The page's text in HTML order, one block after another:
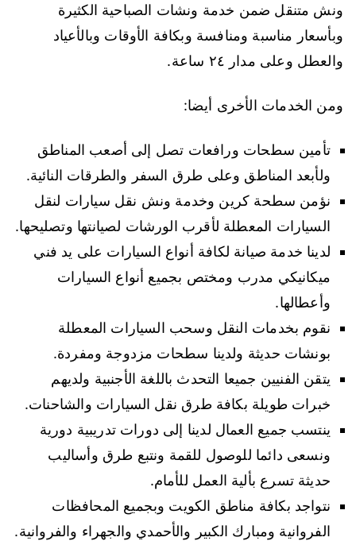
ونش متنقل ضمن خدمة ونشات الصباحية الكثيرة
وبأسعار مناسبة ومنافسة وبكافة الأوقات وبالأعياد
والعطل وعلى مدار ٢٤ ساعة.
ومن الخدمات الأخرى أيضا:
تأمين سطحات ورافعات تصل إلى أصعب المناطق
ولأبعد المناطق وعلى طرق السفر والطرقات النائية.
نؤمن سطحة كرين وخدمة ونش نقل سيارات لنقل
السيارات المعطلة لأقرب الورشات لصيانتها وتصليحها.
لدينا خدمة صيانة لكافة أنواع السيارات على يد فني
ميكانيكي مدرب ومختص بجميع أنواع السيارات
وأعطالها.
نقوم بخدمات النقل وسحب السيارات المعطلة
بونشات حديثة ولدينا سطحات مزدوجة ومفردة.
يتقن الفنيين جميعا التحدث باللغة الأجنبية ولديهم
خبرات طويلة بكافة طرق نقل السيارات والشاحنات.
ينتسب جميع العمال لدينا إلى دورات تدريبية دورية
ونسعى دائما للوصول للقمة ونتبع طرق وأساليب
حديثة تسرع بألية العمل للأمام.
نتواجد بكافة مناطق الكويت وبجميع المحافظات
الفروانية ومبارك الكبير والأحمدي والجهراء والفروانية.